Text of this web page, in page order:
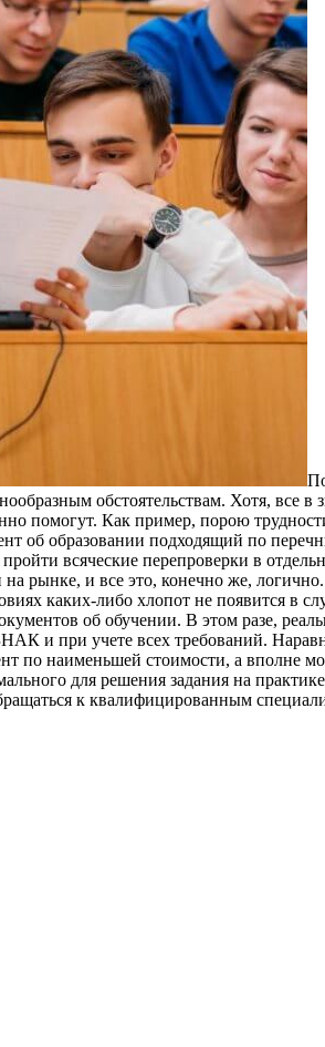
обстоятельствам. Хотя, все
помогут. Как пример, порою
об образовании подходящий по
всяческие перепроверки в
рынке, и все это, конечно же,
каких-либо хлопот не появится в
об обучении. В этом разе,
и при учете всех требований.
по наименьшей стоимости, а
для решения задания на
к квалифицированным